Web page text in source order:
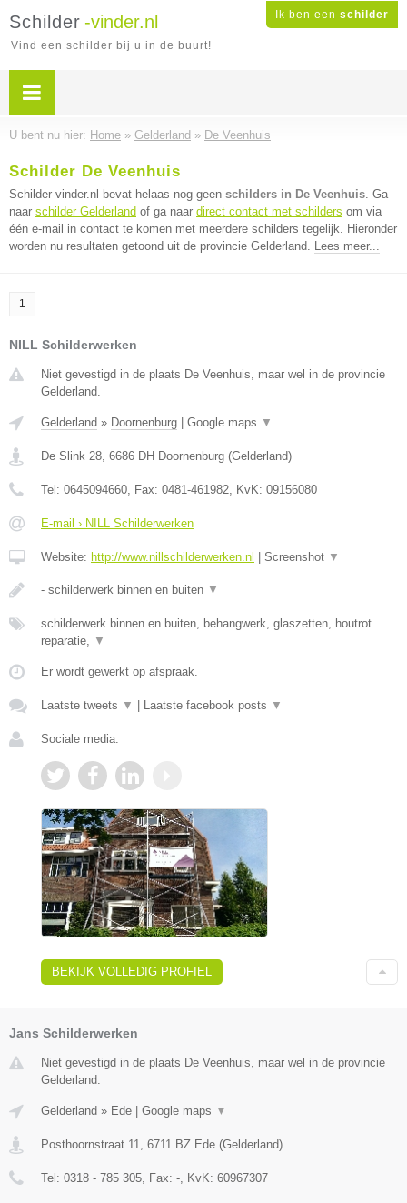
Ik ben een schilder
Schilder -vinder.nl
Vind een schilder bij u in de buurt!
U bent nu hier: Home » Gelderland » De Veenhuis
Schilder De Veenhuis
Schilder-vinder.nl bevat helaas nog geen schilders in De Veenhuis. Ga
naar schilder Gelderland of ga naar direct contact met schilders om via
één e-mail in contact te komen met meerdere schilders tegelijk. Hieronder
worden nu resultaten getoond uit de provincie Gelderland. Lees meer...
1
NILL Schilderwerken
Niet gevestigd in de plaats De Veenhuis, maar wel in de provincie
Gelderland.
Gelderland » Doornenburg Google maps ▼
De Slink 28, 6686 DH Doornenburg (Gelderland)
Tel: 0645094660, Fax: 0481-461982, KvK: 09156080
E-mail › NILL Schilderwerken
Website: http://www.nillschilderwerken.nl Screenshot ▼
- schilderwerk binnen en buiten ▼
schilderwerk binnen en buiten, behangwerk, glaszetten, houtrot
reparatie, ▼
Er wordt gewerkt op afspraak.
Laatste tweets ▼ Laatste facebook posts ▼
Sociale media:
BEKIJK VOLLEDIG PROFIEL
Jans Schilderwerken
Niet gevestigd in de plaats De Veenhuis, maar wel in de provincie
Gelderland.
Gelderland » Ede Google maps ▼
Posthoornstraat 11 6711 BZ Ede (Gelderland)
Tel: 0318 - 785 305 , Fax: - , KvK: 60967307